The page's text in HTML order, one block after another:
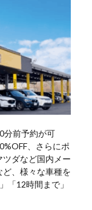
分前予約が可
、さらにポ
ダなど国内メー
、様々な車種を
「12時間まで」